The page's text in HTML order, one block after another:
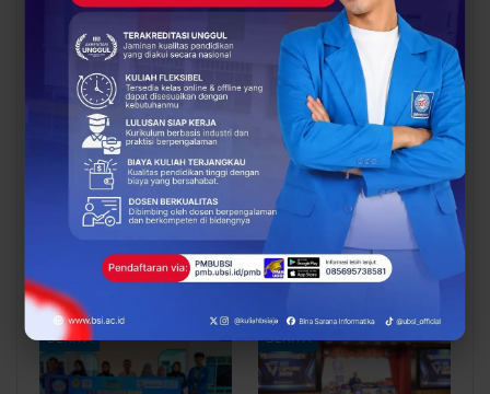
BERITA
Dosen Pembimbing
Lapangan Dampingi
Mahasiswa UBSI Solo ke
Posko BSI…
BERITA
Dosen Pembimbing
Lapangan Dampingi
Keberangkatan
Mahasiswa UBSI Solo ke
BERITA BERITA